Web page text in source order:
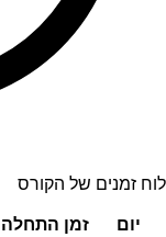
לוח זמנים של הקורס
יום זמן התחלה